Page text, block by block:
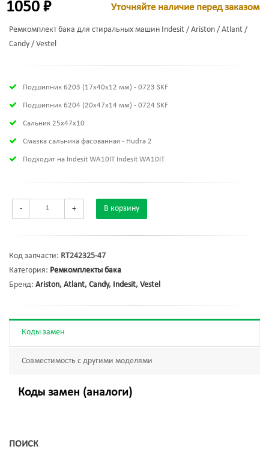
1050 ₽ Уточняйте наличие перед заказом
Ремкомплект бака для стиральных машин Indesit / Ariston / Atlant /
Candy / Vestel
Подшипник 6203 (17х40х12 мм) - 0723 SKF
Подшипник 6204 (20х47х14 мм) - 0724 SKF
Сальник 25x47x10
Смазка сальника фасованная - Hudra 2
Подходит на Indesit WA10IT Indesit WA10IT
- + В корзину
Код запчасти: RT242325-47
Категория: Ремкомплекты бака
Бренд: Ariston, Atlant, Candy, Indesit, Vestel
Коды замен
Совместимость с другими моделями
Коды замен (аналоги)
ПОИСК